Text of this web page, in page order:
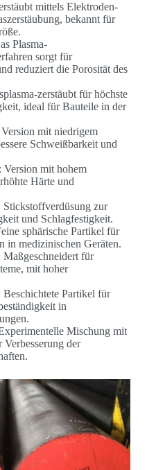
mittels Elektroden-
bekannt für
Plasma-
sorgt für
reduziert die Porosität des
zerstäubt für höchste
ideal für Bauteile in der
mit niedrigem
Schweißbarkeit und
Version mit hohem
Härte und
Stickstoffverdüsung zur
und Schlagfestigkeit.
sphärische Partikel für
in medizinischen Geräten.
Maßgeschneidert für
mit hoher
Beschichtete Partikel für
in
Mischung mit
der